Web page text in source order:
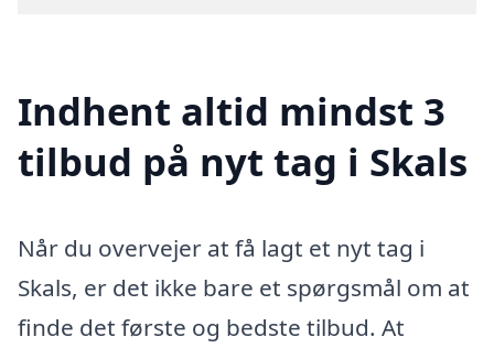
Indhent altid mindst 3
tilbud på nyt tag i Skals
Når du overvejer at få lagt et nyt tag i
Skals, er det ikke bare et spørgsmål om at
finde det første og bedste tilbud. At